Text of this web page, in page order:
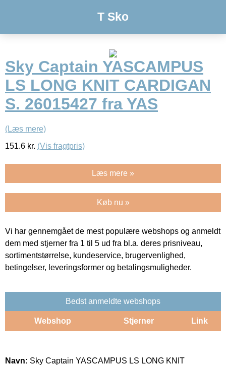
T Sko
Sky Captain YASCAMPUS
LS LONG KNIT CARDIGAN
S. 26015427 fra YAS
(Læs mere)
151.6 kr. (Vis fragtpris)
Læs mere »
Køb nu »
Vi har gennemgået de mest populære webshops og anmeldt
dem med stjerner fra 1 til 5 ud fra bl.a. deres prisniveau,
sortimentstørrelse, kundeservice, brugervenlighed,
betingelser, leveringsformer og betalingsmuligheder.
Bedst anmeldte webshops
Webshop Stjerner Link
Navn: Sky Captain YASCAMPUS LS LONG KNIT